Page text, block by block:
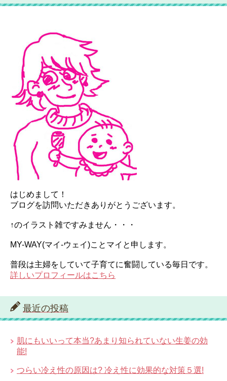
はじめまして！
ブログを訪問いただきありがとうございます。
↑のイラスト雑ですみません・・・
MY-WAY(マイ-ウェイ)ことマイと申します。
普段は主婦をしていて子育てに奮闘している毎日です。
詳しいプロフィールはこちら
最近の投稿
肌にもいいって本当?あまり知られていない生姜の効
能!
つらい冷え性の原因は? 冷え性に効果的な対策５選!